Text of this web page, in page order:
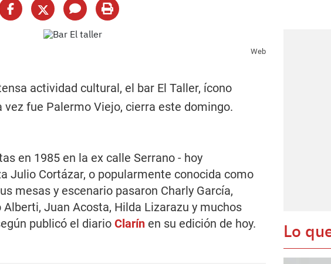
Web
actividad cultural, el bar El Taller, ícono
vez fue Palermo Viejo, cierra este domingo.
en 1985 en la ex calle Serrano - hoy
Julio Cortázar, o popularmente conocida como
mesas y escenario pasaron Charly García,
Alberti, Juan Acosta, Hilda Lizarazu y muchos
publicó el diario Clarín en su edición de hoy. Lo